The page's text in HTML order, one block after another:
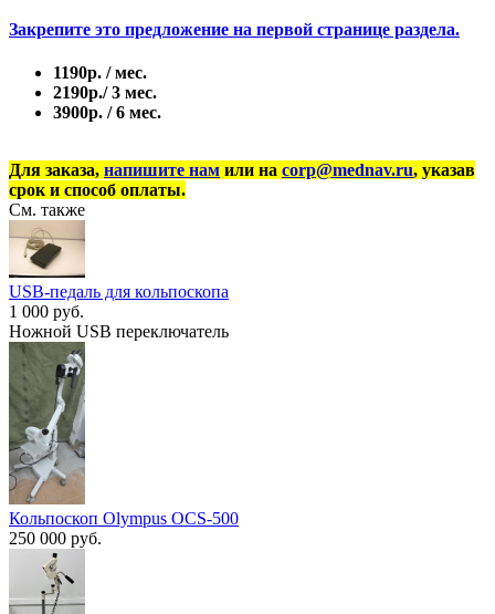
Закрепите это предложение на первой странице раздела.
1190р. / мес.
2190р./ 3 мес.
3900р. / 6 мес.
Для заказа, напишите нам или на corp@mednav.ru, указав
срок и способ оплаты.
См. также
USB-педаль для кольпоскопа
1 000 руб.
Ножной USB переключатель
Кольпоскоп Olympus OCS-500
250 000 руб.